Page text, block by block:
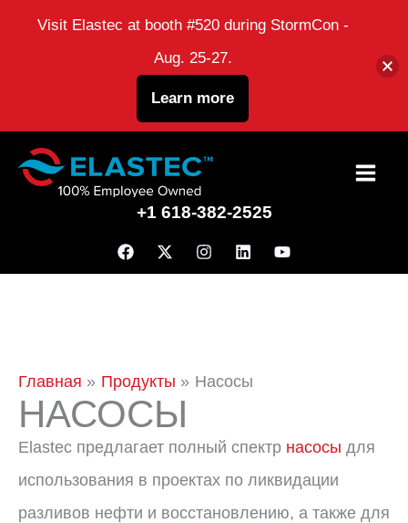
перейти
+1 618-382-2525
Главная Продукты Насосы
НАСОСЫ
Elastec предлагает полный спектр насосы для
использования в проектах по ликвидации
разливов нефти и восстановлению, а также для
Visit Elastec at booth #520 during StormCon -
Aug. 25-27.
Learn more